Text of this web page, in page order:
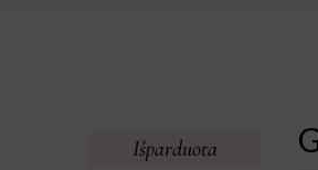
Išparduota